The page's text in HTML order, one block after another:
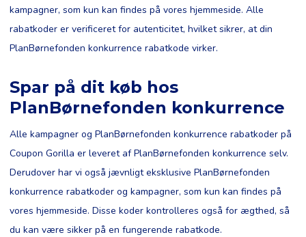
kampagner, som kun kan findes på vores hjemmeside. Alle
rabatkoder er verificeret for autenticitet, hvilket sikrer, at din
PlanBørnefonden konkurrence rabatkode virker.
Spar på dit køb hos
PlanBørnefonden konkurrence
Alle kampagner og PlanBørnefonden konkurrence rabatkoder på
Coupon Gorilla er leveret af PlanBørnefonden konkurrence selv.
Derudover har vi også jævnligt eksklusive PlanBørnefonden
konkurrence rabatkoder og kampagner, som kun kan findes på
vores hjemmeside. Disse koder kontrolleres også for ægthed, så
du kan være sikker på en fungerende rabatkode.